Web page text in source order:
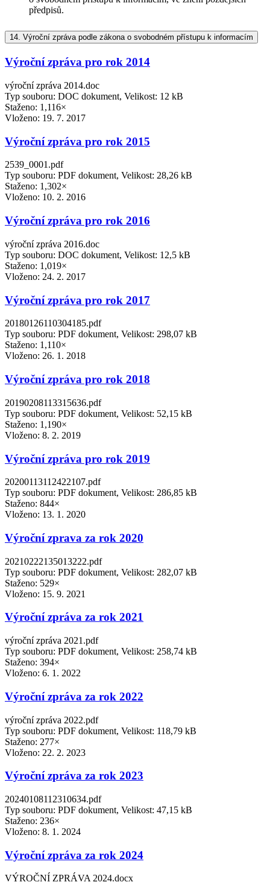
předpisů.
14. Výroční zpráva podle zákona o svobodném přístupu k informacím
Výroční zpráva pro rok 2014
výroční zpráva 2014.doc
Typ souboru: DOC dokument, Velikost: 12 kB
Staženo: 1,116×
Vloženo: 19. 7. 2017
Výroční zpráva pro rok 2015
2539_0001.pdf
Typ souboru: PDF dokument, Velikost: 28,26 kB
Staženo: 1,302×
Vloženo: 10. 2. 2016
Výroční zpráva pro rok 2016
výroční zpráva 2016.doc
Typ souboru: DOC dokument, Velikost: 12,5 kB
Staženo: 1,019×
Vloženo: 24. 2. 2017
Výroční zpráva pro rok 2017
20180126110304185.pdf
Typ souboru: PDF dokument, Velikost: 298,07 kB
Staženo: 1,110×
Vloženo: 26. 1. 2018
Výroční zpráva pro rok 2018
20190208113315636.pdf
Typ souboru: PDF dokument, Velikost: 52,15 kB
Staženo: 1,190×
Vloženo: 8. 2. 2019
Výroční zpráva pro rok 2019
20200113112422107.pdf
Typ souboru: PDF dokument, Velikost: 286,85 kB
Staženo: 844×
Vloženo: 13. 1. 2020
Výroční zprava za rok 2020
20210222135013222.pdf
Typ souboru: PDF dokument, Velikost: 282,07 kB
Staženo: 529×
Vloženo: 15. 9. 2021
Výroční zpráva za rok 2021
výroční zpráva 2021.pdf
Typ souboru: PDF dokument, Velikost: 258,74 kB
Staženo: 394×
Vloženo: 6. 1. 2022
Výroční zpráva za rok 2022
výroční zpráva 2022.pdf
Typ souboru: PDF dokument, Velikost: 118,79 kB
Staženo: 277×
Vloženo: 22. 2. 2023
Výroční zpráva za rok 2023
20240108112310634.pdf
Typ souboru: PDF dokument, Velikost: 47,15 kB
Staženo: 236×
Vloženo: 8. 1. 2024
Výroční zpráva za rok 2024
VÝROČNÍ ZPRÁVA 2024.docx